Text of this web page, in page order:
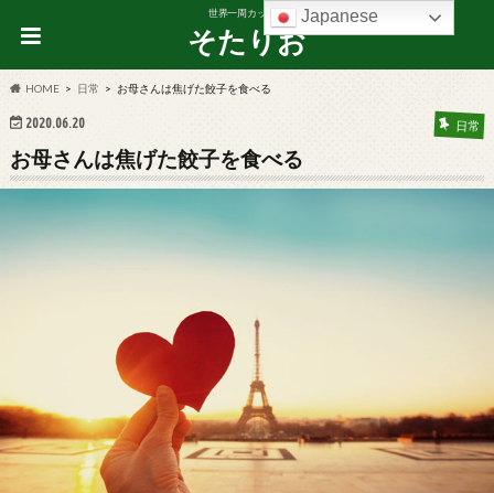
世界一周カップル
そたりお
HOME 日常 お母さんは焦げた餃子を食べる
2020.06.20 日常
お母さんは焦げた餃子を食べる
Japanese